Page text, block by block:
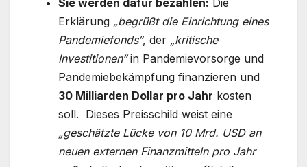
Sie werden dafür bezahlen: Die
Erklärung „begrüßt die Einrichtung eines
Pandemiefonds“, der „kritische
Investitionen“in Pandemievorsorge und
Pandemiebekämpfung finanzieren und
30 Milliarden Dollar pro Jahr kosten
soll. Dieses Preisschild weist eine
„geschätzte Lücke von 10 Mrd. USD an
neuen externen Finanzmitteln pro Jahr